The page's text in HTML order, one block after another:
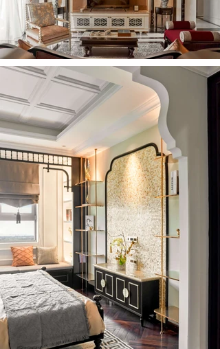
một môi trường sống vừa tôn trọng cội nguồn văn
hóa, vừa đồng hành cùng khát vọng đương đại—
tinh tế, độc bản và gắn bó sâu sắc với tinh thần
bản địa.